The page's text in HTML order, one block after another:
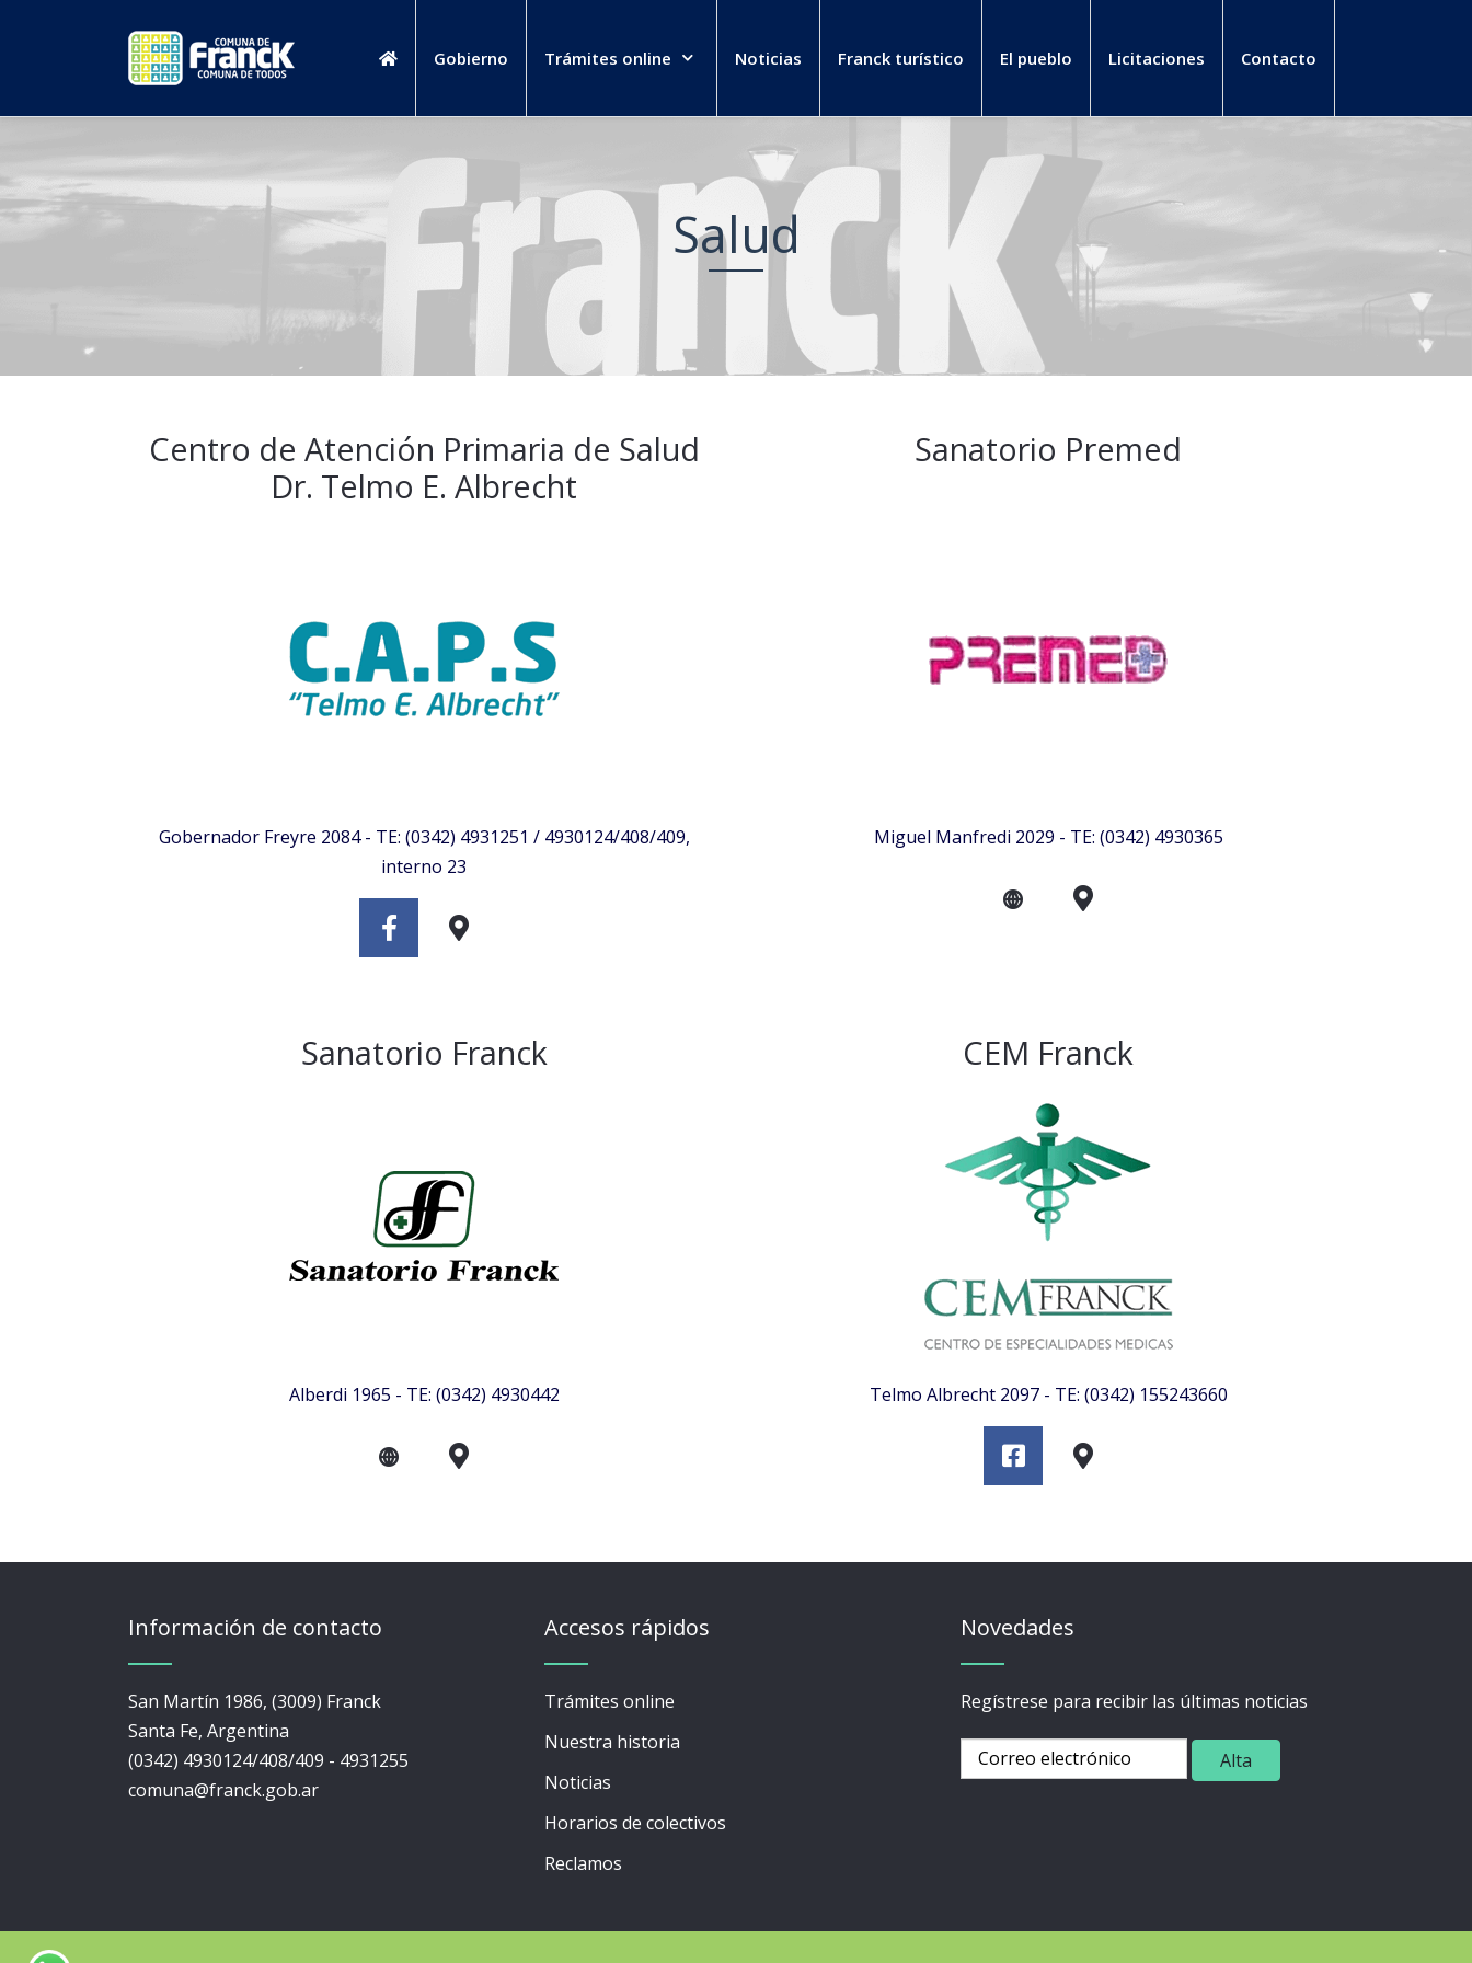
Gobierno Trámites online Noticias Franck turístico El pueblo Licitaciones Contacto
Salud
Centro de Atención Primaria de Salud
Dr. Telmo E. Albrecht
Gobernador Freyre 2084 - TE: (0342) 4931251 / 4930124/408/409,
interno 23
Sanatorio Premed
Miguel Manfredi 2029 - TE: (0342) 4930365
Sanatorio Franck
Alberdi 1965 - TE: (0342) 4930442
CEM Franck
Telmo Albrecht 2097 - TE: (0342) 155243660
Información de contacto
San Martín 1986, (3009) Franck
Santa Fe, Argentina
(0342) 4930124/408/409 - 4931255
comuna@franck.gob.ar
Accesos rápidos
Trámites online
Nuestra historia
Noticias
Horarios de colectivos
Reclamos
Novedades
Regístrese para recibir las últimas noticias